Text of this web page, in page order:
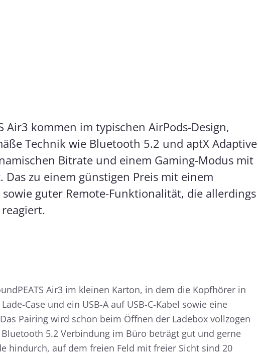
Air3 kommen im typischen AirPods-Design,
Technik wie Bluetooth 5.2 und aptX Adaptive
Bitrate und einem Gaming-Modus mit
Das zu einem günstigen Preis mit einem
guter Remote-Funktionalität, die allerdings
Air3 im kleinen Karton, in dem die Kopfhörer in
Case und ein USB-A auf USB-C-Kabel sowie eine
Pairing wird schon beim Öffnen der Ladebox vollzogen
5.2 Verbindung im Büro beträgt gut und gerne
hindurch, auf dem freien Feld mit freier Sicht sind 20